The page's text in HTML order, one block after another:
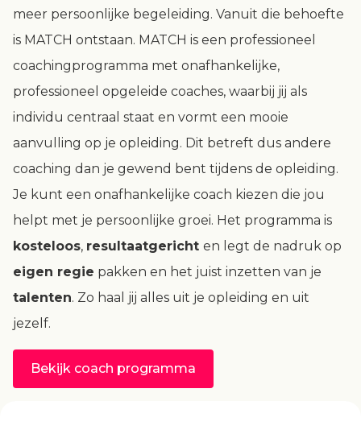
meer persoonlijke begeleiding. Vanuit die behoefte
is MATCH ontstaan. MATCH is een professioneel
coachingprogramma met onafhankelijke,
professioneel opgeleide coaches, waarbij jij als
individu centraal staat en vormt een mooie
aanvulling op je opleiding. Dit betreft dus andere
coaching dan je gewend bent tijdens de opleiding.
Je kunt een onafhankelijke coach kiezen die jou
helpt met je persoonlijke groei. Het programma is
kosteloos, resultaatgericht en legt de nadruk op
eigen regie pakken en het juist inzetten van je
talenten. Zo haal jij alles uit je opleiding en uit
jezelf.
Bekijk coach programma